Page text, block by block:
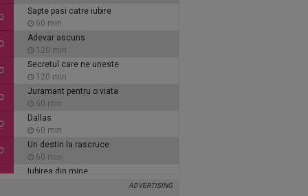
Sapte pasi catre iubire
60 min
Adevar ascuns
120 min
Secretul care ne uneste
120 min
Juramant pentru o viata
60 min
Dallas
60 min
Un destin la rascruce
60 min
Iubirea din mine